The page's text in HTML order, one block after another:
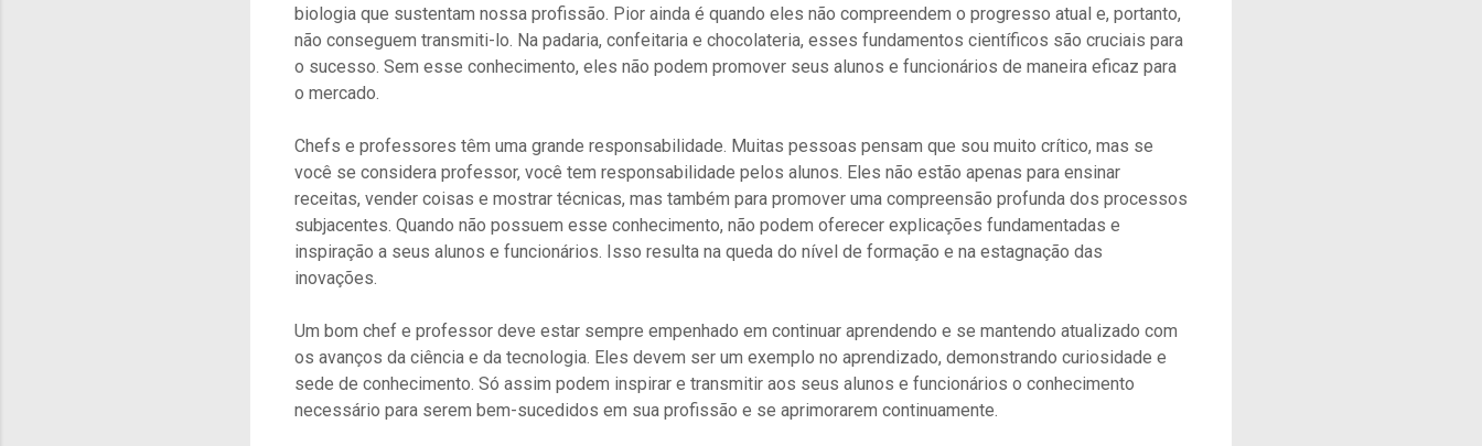
biologia que sustentam nossa profissão. Pior ainda é quando eles não compreendem o progresso atual e, portanto,
não conseguem transmiti-lo. Na padaria, confeitaria e chocolateria, esses fundamentos científicos são cruciais para
o sucesso. Sem esse conhecimento, eles não podem promover seus alunos e funcionários de maneira eficaz para
o mercado.
Chefs e professores têm uma grande responsabilidade. Muitas pessoas pensam que sou muito crítico, mas se
você se considera professor, você tem responsabilidade pelos alunos. Eles não estão apenas para ensinar
receitas, vender coisas e mostrar técnicas, mas também para promover uma compreensão profunda dos processos
subjacentes. Quando não possuem esse conhecimento, não podem oferecer explicações fundamentadas e
inspiração a seus alunos e funcionários. Isso resulta na queda do nível de formação e na estagnação das
inovações.
Um bom chef e professor deve estar sempre empenhado em continuar aprendendo e se mantendo atualizado com
os avanços da ciência e da tecnologia. Eles devem ser um exemplo no aprendizado, demonstrando curiosidade e
sede de conhecimento. Só assim podem inspirar e transmitir aos seus alunos e funcionários o conhecimento
necessário para serem bem-sucedidos em sua profissão e se aprimorarem continuamente.